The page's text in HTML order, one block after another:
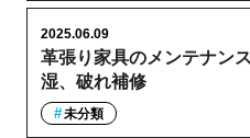
革張り家具のメンテナン
湿、破れ補修
2025.06.09
未分類